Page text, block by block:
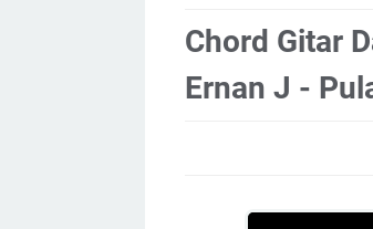
Chord Gitar
Ernan J -